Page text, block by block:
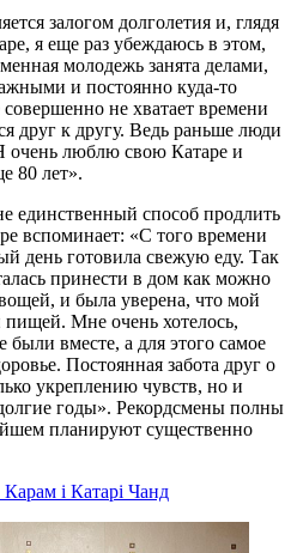
залогом долголетия и, глядя
я еще раз убеждаюсь в этом,
молодежь занята делами,
и постоянно куда-то
не хватает времени
друг к другу. Ведь раньше люди
очень люблю свою Катаре и
80 лет».
единственный способ продлить
вспоминает: «С того времени
день готовила свежую еду. Так
принести в дом как можно
и была уверена, что мой
Мне очень хотелось,
вместе, а для этого самое
Постоянная забота друг о
укреплению чувств, но и
годы». Рекордсмены полны
планируют существенно